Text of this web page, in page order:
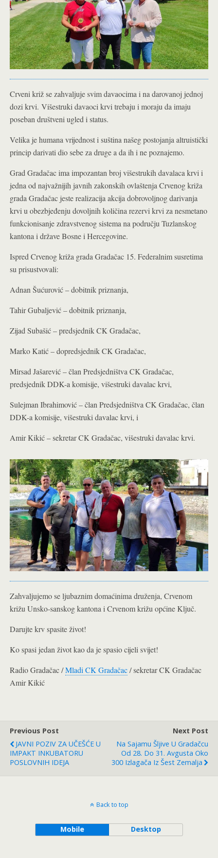
Crveni križ se zahvaljuje svim davaocima i na darovanoj jednoj
dozi krvi. Višestruki davaoci krvi trebaju i moraju da imaju
poseban društveni ugled i status.
Velika je humana vrijednost i suština našeg postojanja altruistički
princip darivati dio sebe za druge a da ih i ne poznajemo.
Grad Gradačac ima impozantan broj višestrukih davalaca krvi i
jedna od najvažnijih javnih zakonskih ovlaštenja Crvenog križa
grada Gradačac jeste realizacija akcija dobrovoljnog darivanja
krvi u obezbjeđenju dovoljnih količina rezervi krvi za nesmetano
funkcionisanje zdravstvenog sistema na području Tuzlanskog
kantona i države Bosne i Hercegovine.
Ispred Crvenog križa grada Gradačac 15. Federalnim susretima
su prisustvovali:
Adnan Šućurović – dobitnik priznanja,
Tahir Gubaljević – dobitnik priznanja,
Zijad Subašić – predsjednik CK Gradačac,
Marko Katić – dopredsjednik CK Gradačac,
Mirsad Jašarević – član Predsjedništva CK Gradačac,
predsjednik DDK-a komisije, višestruki davalac krvi,
Sulejman Ibrahimović – član Predsjedništva CK Gradačac, član
DDK-a komisije, višestruki davalac krvi, i
Amir Kikić – sekretar CK Gradačac, višestruki davalac krvi.
Zahvaljujemo se ljubaznim domaćinima druženja, Crvenom
križu Unsko-sanskog kantona i Crvenom križu općine Ključ.
Darujte krv spasite život!
Ko spasi jedan život kao da je spasio cijeli svijet!
Radio Gradačac /Mladi CK Gradačac/ sekretar CK Gradačac
Amir Kikić
Previous Post
JAVNI POZIV ZA UČEŠĆE U
IMPAKT INKUBATORU
POSLOVNIH IDEJA
Next Post
Na Sajamu Šljive U Gradačcu
Od 28. Do 31. Avgusta Oko
300 Izlagača Iz Šest Zemalja
Back to top
Mobile Desktop